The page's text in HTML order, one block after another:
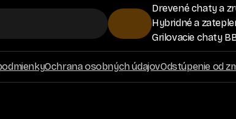
Drevené chaty a
Hybridné a
Grilovacie chaty
Ochrana osobných údajovOdstúpenie od